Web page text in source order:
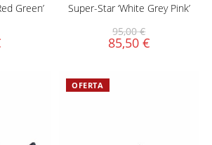
Green’
Super-Star ‘White Grey Pink’
95,00€
85,50 €
OFERTA